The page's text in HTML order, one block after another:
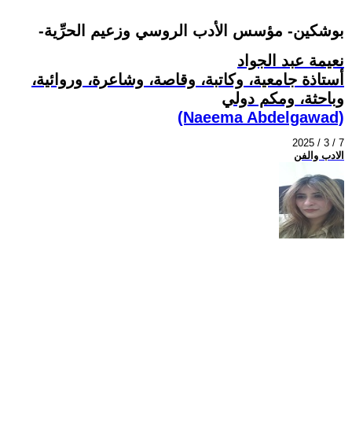
-بوشكين- مؤسس الأدب الروسي وزعيم الحرِّية
نعيمة عبد الجواد
أستاذة جامعية، وكاتبة، وقاصة، وشاعرة، وروائية،
وباحثة، ومكم دولي
(Naeema Abdelgawad)
2025 / 3 / 7
الادب والفن